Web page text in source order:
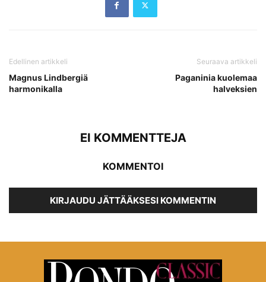
Edellinen artikkeli
Magnus Lindbergiä
harmonikalla
Seuraava artikkeli
Paganinia kuolemaa
halveksien
EI KOMMENTTEJA
KOMMENTOI
KIRJAUDU JÄTTÄÄKSESI KOMMENTIN